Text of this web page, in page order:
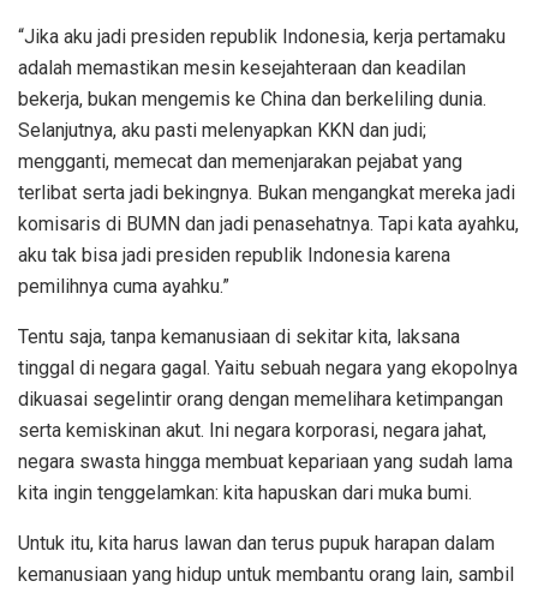
“Jika aku jadi presiden republik Indonesia, kerja pertamaku
adalah memastikan mesin kesejahteraan dan keadilan
bekerja, bukan mengemis ke China dan berkeliling dunia.
Selanjutnya, aku pasti melenyapkan KKN dan judi;
mengganti, memecat dan memenjarakan pejabat yang
terlibat serta jadi bekingnya. Bukan mengangkat mereka jadi
komisaris di BUMN dan jadi penasehatnya. Tapi kata ayahku,
aku tak bisa jadi presiden republik Indonesia karena
pemilihnya cuma ayahku.”
Tentu saja, tanpa kemanusiaan di sekitar kita, laksana
tinggal di negara gagal. Yaitu sebuah negara yang ekopolnya
dikuasai segelintir orang dengan memelihara ketimpangan
serta kemiskinan akut. Ini negara korporasi, negara jahat,
negara swasta hingga membuat kepariaan yang sudah lama
kita ingin tenggelamkan: kita hapuskan dari muka bumi.
Untuk itu, kita harus lawan dan terus pupuk harapan dalam
kemanusiaan yang hidup untuk membantu orang lain, sambil